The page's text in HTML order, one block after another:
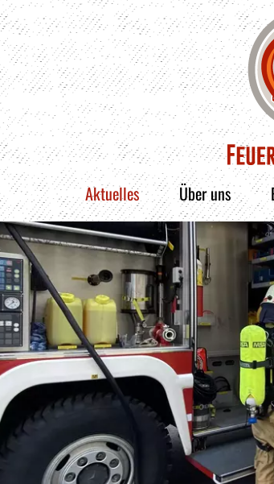
Aktuelles Über uns